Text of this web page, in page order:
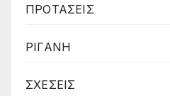
ΠΡΟΤΑΣΕΙΣ
ΡΙΓΑΝΗ
ΣΧΕΣΕΙΣ